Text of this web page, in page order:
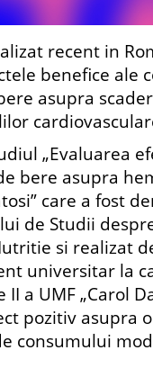
recent in
benefice ale
asupra
„Evaluarea
bere asupra
care a fost
de Studii
si realizat
universitar la
II a UMF „Carol
pozitiv asupra
consumului